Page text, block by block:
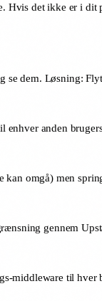
Hvis det ikke er i
se dem. Løsning:
enhver anden
omgå) men
gennem
middleware til hver